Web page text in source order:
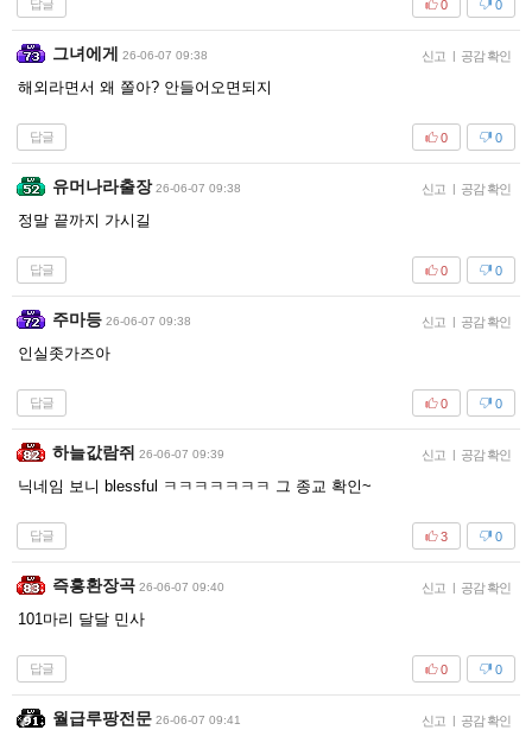
답글 0
0
그녀에게 26-06-07 09:38 신고 | 공감 확인
해외라면서 왜 쫄아? 안들어오면되지
답글 0
0
유머나라출장 26-06-07 09:38 신고 | 공감 확인
정말 끝까지 가시길
답글 0
0
주마등 26-06-07 09:38 신고 | 공감 확인
인실좃가즈아
답글 0
0
하늘값람쥐 26-06-07 09:39 신고 | 공감 확인
닉네임 보니 blessful ㅋㅋㅋㅋㅋㅋㅋ 그 종교 확인~
답글 0
3
즉흥환장곡 26-06-07 09:40 신고 | 공감 확인
101마리 달달 민사
답글 0
0
월급루팡전문 26-06-07 09:41 신고 | 공감 확인